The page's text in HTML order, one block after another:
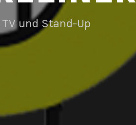
und Stand-Up